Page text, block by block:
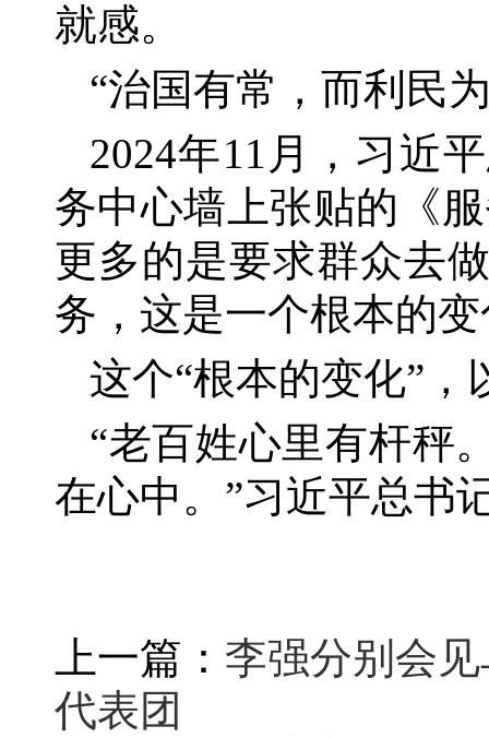
就感。
“治国有常，而利民
2024年11月，习近
务中心墙上张贴的《
更多的是要求群众去
务，这是一个根本的变
这个“根本的变化”
“老百姓心里有杆秤
在心中。”习近平总书
上一篇： 李强分别会
代表团